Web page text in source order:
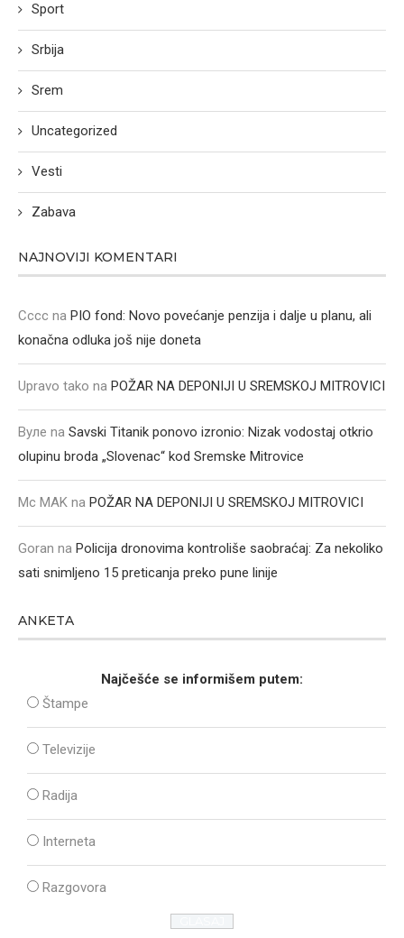
Sport
Srbija
Srem
Uncategorized
Vesti
Zabava
NAJNOVIJI KOMENTARI
Cccc na PIO fond: Novo povećanje penzija i dalje u planu, ali
konačna odluka još nije doneta
Upravo tako na POŽAR NA DEPONIJI U SREMSKOJ MITROVICI
Вуле na Savski Titanik ponovo izronio: Nizak vodostaj otkrio
olupinu broda „Slovenac“ kod Sremske Mitrovice
Mc MAK na POŽAR NA DEPONIJI U SREMSKOJ MITROVICI
Goran na Policija dronovima kontroliše saobraćaj: Za nekoliko
sati snimljeno 15 preticanja preko pune linije
ANKETA
Najčešće se informišem putem:
Štampe
Televizije
Radija
Interneta
Razgovora